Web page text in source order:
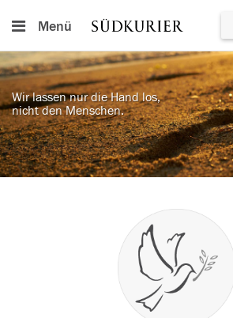
Menü
Wir lassen nur die Hand los,
nicht den Menschen.